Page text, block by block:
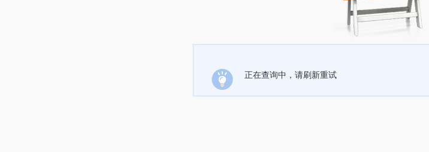
正在查询中，请刷新重试